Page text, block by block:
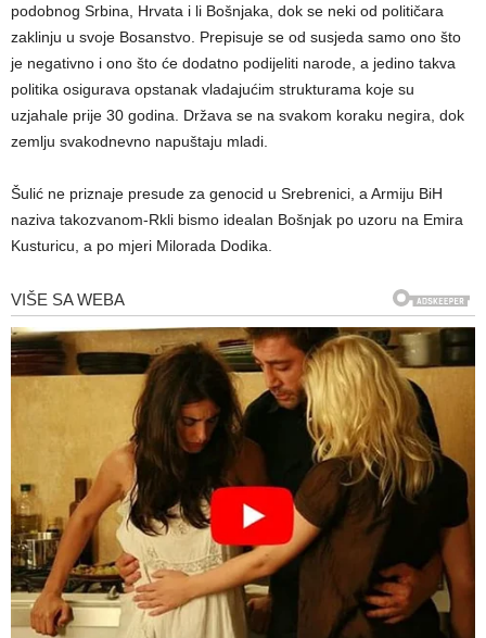
podobnog Srbina, Hrvata i li Bošnjaka, dok se neki od političara
zaklinju u svoje Bosanstvo. Prepisuje se od susjeda samo ono što
je negativno i ono što će dodatno podijeliti narode, a jedino takva
politika osigurava opstanak vladajućim strukturama koje su
uzjahale prije 30 godina. Država se na svakom koraku negira, dok
zemlju svakodnevno napuštaju mladi.
Šulić ne priznaje presude za genocid u Srebrenici, a Armiju BiH
naziva takozvanom-Rkli bismo idealan Bošnjak po uzoru na Emira
Kusturicu, a po mjeri Milorada Dodika.